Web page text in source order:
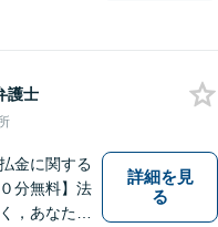
護士
金に関する
分無料】法
，あなたの
詳細を見
る